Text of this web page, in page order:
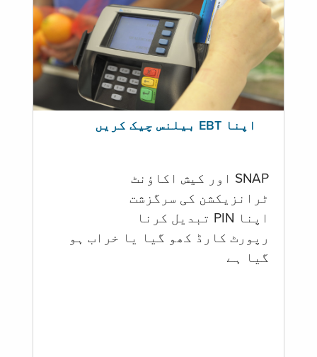
اپنا EBT بیلنس چیک کریں
SNAP اور کیش اکاؤنٹ
ٹرانزیکشن کی سرگزشت
اپنا PIN تبدیل کرنا
رپورٹ کارڈ کھو گیا یا خراب ہو
گيا ہے